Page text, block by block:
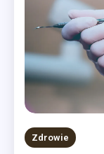
Zdrowie